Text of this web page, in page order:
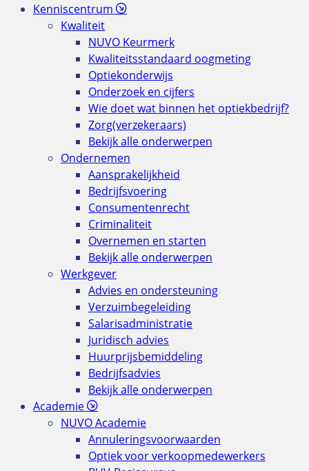
Kenniscentrum
Kwaliteit
NUVO Keurmerk
Kwaliteitsstandaard oogmeting
Optiekonderwijs
Onderzoek en cijfers
Wie doet wat binnen het optiekbedrijf?
Zorg(verzekeraars)
Bekijk alle onderwerpen
Ondernemen
Aansprakelijkheid
Bedrijfsvoering
Consumentenrecht
Criminaliteit
Overnemen en starten
Bekijk alle onderwerpen
Werkgever
Advies en ondersteuning
Verzuimbegeleiding
Salarisadministratie
Juridisch advies
Huurprijsbemiddeling
Bedrijfsadvies
Bekijk alle onderwerpen
Academie
NUVO Academie
Annuleringsvoorwaarden
Optiek voor verkoopmedewerkers